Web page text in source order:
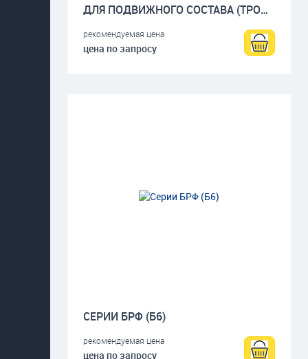
ДЛЯ ПОДВИЖНОГО СОСТАВА (ТРОЛЛЕЙБУСОВ, ТРАМВАЕВ, МЕТРО)
рекомендуемая цена
цена по запросу
СЕРИИ БРФ (Б6)
рекомендуемая цена
цена по запросу